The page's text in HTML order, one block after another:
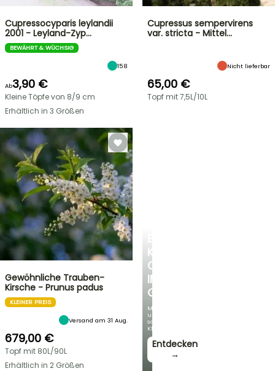
KÜHLE
OASE
IM
GARTEN
Mit
unseren
schönsten
Kletterpflanzen!
Entdecken
→
Cupressocyparis leylandii
2001 - Leyland-Zyp…
BEWÄHRT & WÜCHSIG
158
Ab3,90 €
Kleine Töpfe von 8/9 cm
Erhältlich in 3 Größen
Cupressus sempervirens
var. stricta - Mittel…
Nicht lieferbar
65,00 €
Topf mit 7,5L/10L
Gewöhnliche Trauben-
Kirsche - Prunus padus
KLEINER PREIS
Versand am 31 Aug.
679,00 €
Topf mit 80L/90L
Erhältlich in 2 Größen